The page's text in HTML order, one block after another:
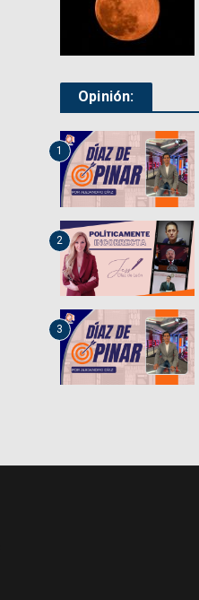
Opinión:
1
2
3